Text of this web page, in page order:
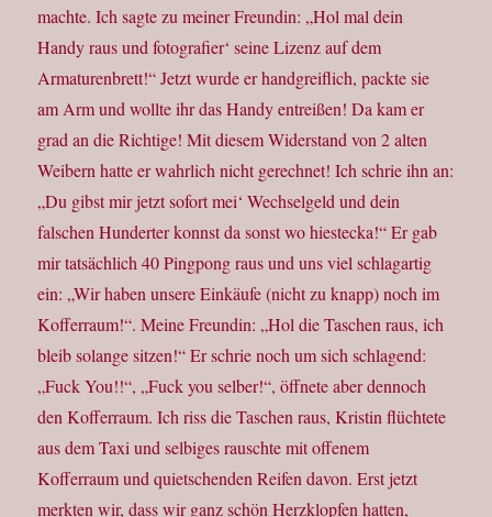
machte. Ich sagte zu meiner Freundin: „Hol mal dein
Handy raus und fotografier‘ seine Lizenz auf dem
Armaturenbrett!“ Jetzt wurde er handgreiflich, packte sie
am Arm und wollte ihr das Handy entreißen! Da kam er
grad an die Richtige! Mit diesem Widerstand von 2 alten
Weibern hatte er wahrlich nicht gerechnet! Ich schrie ihn an:
„Du gibst mir jetzt sofort mei‘ Wechselgeld und dein
falschen Hunderter konnst da sonst wo hiestecka!“ Er gab
mir tatsächlich 40 Pingpong raus und uns viel schlagartig
ein: „Wir haben unsere Einkäufe (nicht zu knapp) noch im
Kofferraum!“. Meine Freundin: „Hol die Taschen raus, ich
bleib solange sitzen!“ Er schrie noch um sich schlagend:
„Fuck You!!“, „Fuck you selber!“, öffnete aber dennoch
den Kofferraum. Ich riss die Taschen raus, Kristin flüchtete
aus dem Taxi und selbiges rauschte mit offenem
Kofferraum und quietschenden Reifen davon. Erst jetzt
merkten wir, dass wir ganz schön Herzklopfen hatten,